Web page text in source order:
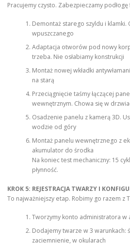
Pracujemy czysto. Zabezpieczamy
Demontaż starego szyldu i klamki.
wpuszczanego
Adaptacja otworów pod nowy
trzeba. Nie osłabiamy konstrukcji
Montaż nowej wkładki
na starą
Przeciągnięcie taśmy łączącej
wewnętrznym. Chowa się w
Osadzenie panelu z kamerą 3D.
wodzie od góry
Montaż panelu wewnętrznego z
akumulator do środka
Na koniec test mechaniczny: 15
płynność.
KROK 5: REJESTRACJA TWARZY I
To najważniejszy etap. Robimy go razem z
Tworzymy konto administratora w
Dodajemy twarze w 3 warunkach:
zaciemnienie, w okularach